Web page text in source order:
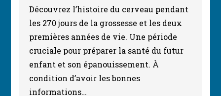
Découvrez l’histoire du cerveau pendant
les 270 jours de la grossesse et les deux
premières années de vie. Une période
cruciale pour préparer la santé du futur
enfant et son épanouissement. À
condition d’avoir les bonnes
informations…